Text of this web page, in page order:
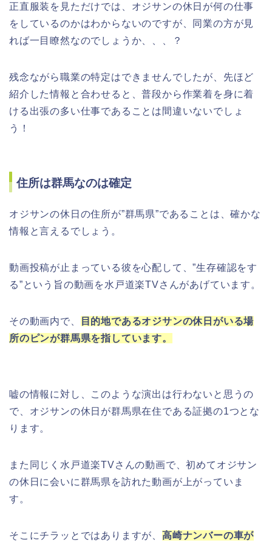
正直服装を見ただけでは、オジサンの休日が何の仕事
をしているのかはわからないのですが、同業の方が見
れば一目瞭然なのでしょうか、、、？
残念ながら職業の特定はできませんでしたが、先ほど
紹介した情報と合わせると、普段から作業着を身に着
ける出張の多い仕事であることは間違いないでしょ
う！
住所は群馬なのは確定
オジサンの休日の住所が”群馬県”であることは、確かな
情報と言えるでしょう。
動画投稿が止まっている彼を心配して、”生存確認をす
る”という旨の動画を水戸道楽TVさんがあげています。
その動画内で、
目的地であるオジサンの休日がいる場
所のピンが群馬県を指しています。
嘘の情報に対し、このような演出は行わないと思うの
で、オジサンの休日が群馬県在住である証拠の1つとな
ります。
また同じく水戸道楽TVさんの動画で、初めてオジサン
の休日に会いに群馬県を訪れた動画が上がっていま
す。
そこにチラッとではありますが、 高崎ナンバーの車が